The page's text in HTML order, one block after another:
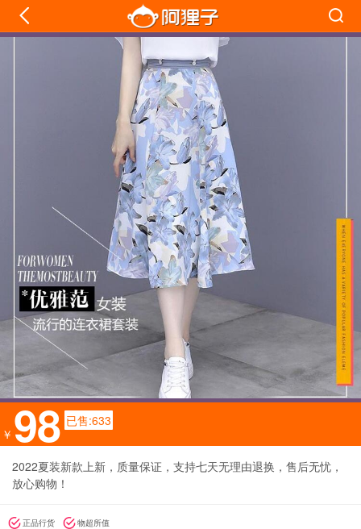
￥ 98 已售:633
2022夏装新款上新，质量保证，支持七天无理由退换，售后无忧，
放心购物！
正品行货 物超所值